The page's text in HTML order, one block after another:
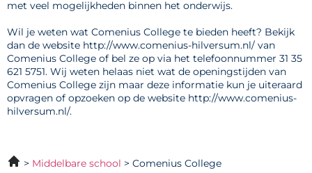
met veel mogelijkheden binnen het onderwijs.
Wil je weten wat Comenius College te bieden heeft? Bekijk
dan de website http://www.comenius-hilversum.nl/ van
Comenius College of bel ze op via het telefoonnummer 31 35
621 5751. Wij weten helaas niet wat de openingstijden van
Comenius College zijn maar deze informatie kun je uiteraard
opvragen of opzoeken op de website http://www.comenius-
hilversum.nl/.
Middelbare school Comenius College